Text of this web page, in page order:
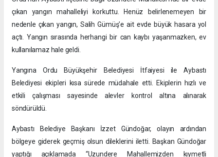
çıkan yangın mahalleliyi korkuttu. Henüz belirlenemeyen bir
nedenle çıkan yangın, Salih Gümüş’e ait evde büyük hasara yol
açtı. Yangın sırasında herhangi bir can kaybı yaşanmazken, ev
kullanılamaz hale geldi.
Yangına Ordu Büyükşehir Belediyesi İtfaiyesi ile Aybastı
Belediyesi ekipleri kısa sürede müdahale etti. Ekiplerin hızlı ve
etkili çalışması sayesinde alevler kontrol altına alınarak
söndürüldü.
Aybastı Belediye Başkanı İzzet Gündoğar, olayın ardından
bölgeye giderek geçmiş olsun dileklerini iletti. Başkan Gündoğar
yaptığı açıklamada “Uzundere Mahallemizden kıymetli